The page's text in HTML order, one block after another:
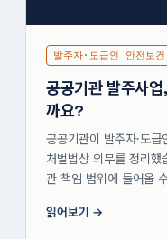
발주자·도급인 안전보
공공기관 발주사
까요?
공공기관이 발주자·도
처벌법상 의무를 정리했
관 책임 범위에 들어올
읽어보기